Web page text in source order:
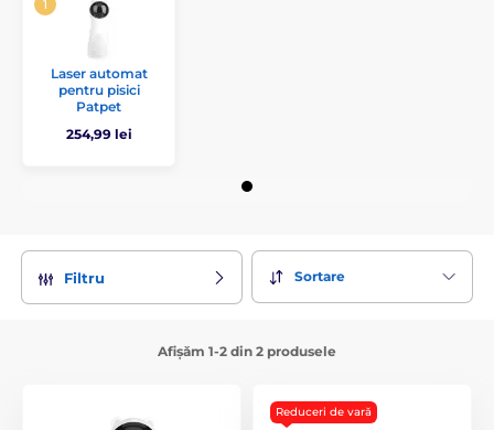
Laser automat
pentru pisici
Patpet
254,99 lei
Filtru Sortare
Afișăm 1-2 din 2 produsele
Reduceri de vară